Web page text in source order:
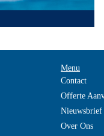
Menu
Contact
Offerte
Nieuwsbrief
Over Ons